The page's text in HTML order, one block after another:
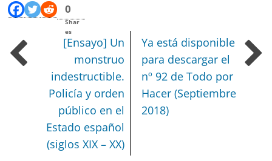
0
Shar
es
[Ensayo] Un
monstruo
indestructible.
Policía y orden
público en el
Estado español
(siglos XIX – XX)
Ya está disponible
para descargar el
nº 92 de Todo por
Hacer (Septiembre
2018)